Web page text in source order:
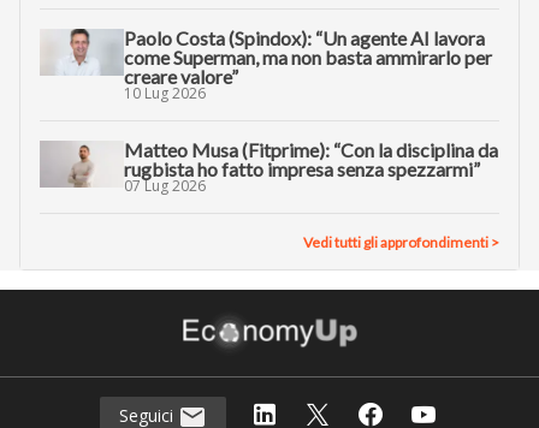
Paolo Costa (Spindox): “Un agente AI lavora
come Superman, ma non basta ammirarlo per
creare valore”
10 Lug 2026
Matteo Musa (Fitprime): “Con la disciplina da
rugbista ho fatto impresa senza spezzarmi”
07 Lug 2026
Vedi tutti gli approfondimenti >
Seguici